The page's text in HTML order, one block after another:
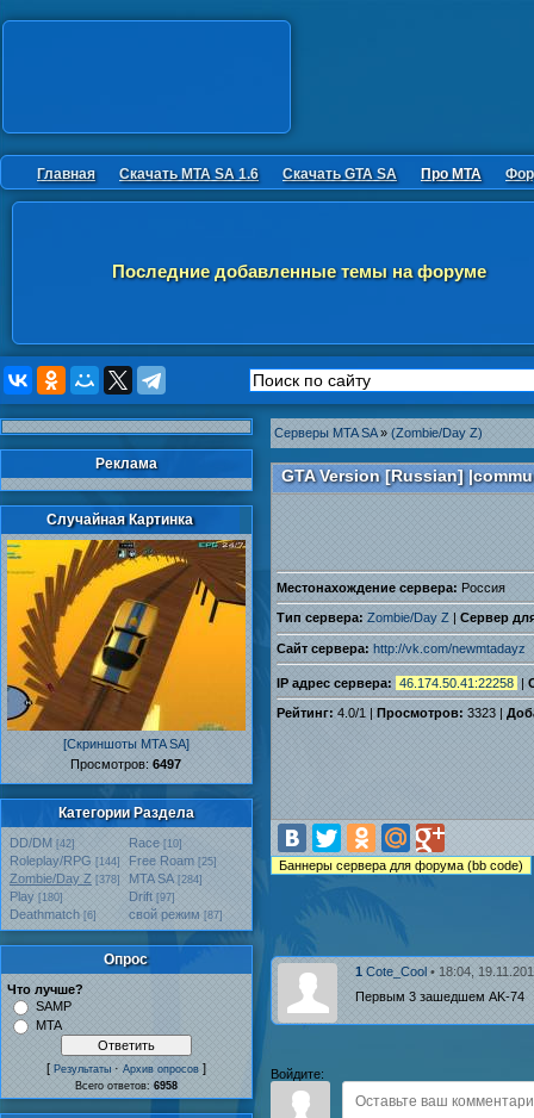
Главная Скачать MTA SA 1.6 Скачать GTA SA Про MTA
Последние добавленные темы на форуме
Реклама
Случайная Картинка
[Скриншоты MTA SA]
Проcмотров:6497
Категории Раздела
DD/DM [42] Race [10]
Roleplay/RPG [144] Free Roam [25]
Zombie/Day Z [378] MTA SA [284]
Play [180] Drift [97]
Deathmatch [6] свой режим [87]
Опрос
Что лучше?
SAMP
MTA
[ Результаты · Архив опросов ]
Всего ответов: 6958
Серверы MTA SA» (Zombie/Day Z)
GTA Version [Russian]
Местонахождение сервера: Россия
Тип сервера: Zombie/Day Z Сервер
Сайт сервера: http://vk.com/newmtadayz
IP адрес сервера: 46.174.50.41:22258 |
Рейтинг: 4.0/1 Просмотров: 3323 |
1 Cote_Cool • 18:04,
Первым 3 зашедшем AK-74
Войдите: